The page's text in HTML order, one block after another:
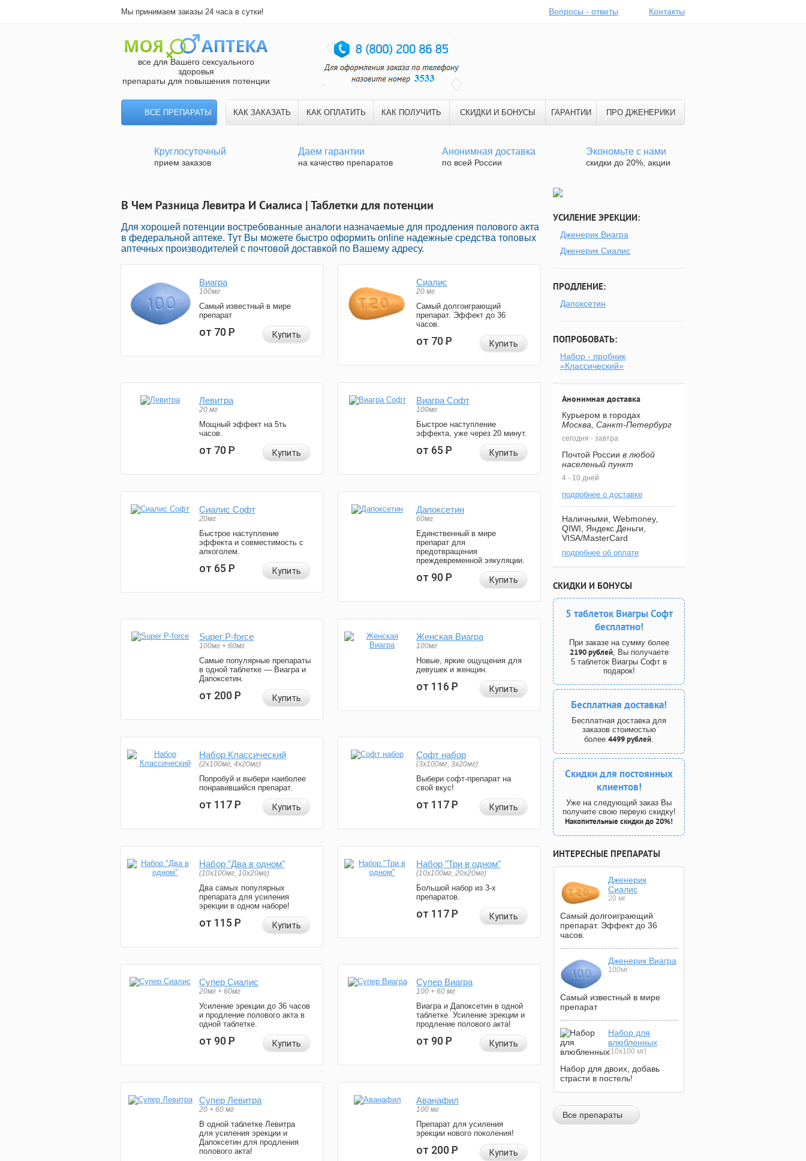
Мы принимаем заказы 24 часа в сутки! Вопросы - ответы Контакты
все для Вашего сексуального
здоровья
препараты для повышения потенции
ВСЕ ПРЕПАРАТЫ КАК ЗАКАЗАТЬ КАК ОПЛАТИТЬ КАК ПОЛУЧИТЬ СКИДКИ И БОНУСЫ ГАРАНТИИ ПРО ДЖЕНЕРИКИ
Круглосуточный
прием заказов
Даем гарантии
на качество препаратов
Анонимная доставка
по всей России
Экономьте с нами
скидки до 20%, акции
В Чем Разница Левитра И Сиалиса | Таблетки для потенции
Для хорошей потенции востребованные аналоги назначаемые для продления полового акта
в федеральной аптеке. Тут Вы можете быстро оформить online надежные средства топовых
аптечных производителей с почтовой доставкой по Вашему адресу.
Виагра
100мг
Самый известный в мире
препарат
от 70Р Купить
Сиалис
20 мг
Самый долгоиграющий
препарат. Эффект до 36
часов.
от 70Р Купить
Левитра
20 мг
Мощный эффект на 5ть
часов.
от 70Р Купить
Виагра Софт
100мг
Быстрое наступление
эффекта, уже через 20 минут.
от 65Р Купить
Сиалис Софт
20мг
Быстрое наступление
эффекта и совместимость с
алкоголем.
от 65Р Купить
Дапоксетин
60мг
Единственный в мире
препарат для
предотвращения
преждевременной эякуляции.
от 90Р Купить
Super P-force
100мг + 60мг
Самые популярные препараты
в одной таблетке — Виагра и
Дапоксетин.
от 200Р Купить
Женская Виагра
100мг
Новые, яркие ощущения для
девушек и женщин.
от 116Р Купить
Набор Классический
(2x100мг, 4x20мг)
Попробуй и выбери наиболее
понравившийся препарат.
от 117Р Купить
Софт набор
(3x100мг, 3x20мг)
Выбери софт-препарат на
свой вкус!
от 117Р Купить
Набор "Два в одном"
(10x100мг, 10x20мг)
Два самых популярных
препарата для усиления
эрекции в одном наборе!
от 115Р Купить
Набор "Три в одном"
(10x100мг, 20x20мг)
Большой набор из 3-х
препаратов.
от 117Р Купить
Супер Сиалис
20мг + 60мг
Усиление эрекции до 36 часов
и продление полового акта в
одной таблетке.
от 90Р Купить
Супер Виагра
100 + 60 мг
Виагра и Дапоксетин в одной
таблетке. Усиление эрекции и
продление полового акта!
от 90Р Купить
Супер Левитра
20 + 60 мг
В одной таблетке Левитра
для усиления эрекции и
Дапоксетин для продления
полового акта!
Аванафил
100 мг
Препарат для усиления
эрекции нового поколения!
от 200Р Купить
УСИЛЕНИЕ ЭРЕКЦИИ:
Дженерик Виагра
Дженерик Сиалис
ПРОДЛЕНИЕ:
Дапоксетин
ПОПРОБОВАТЬ:
Набор - пробник
«Классический»
Анонимная доставка
Курьером в городах
Москва, Санкт-Петербург
сегодня - завтра
Почтой России в любой
населеный пункт
4 - 10 дней
подробнее о доставке
Наличными, Webmoney,
QIWI, Яндекс.Деньги,
VISA/MasterCard
подробнее об оплате
СКИДКИ И БОНУСЫ
5 таблеток Виагры Софт
бесплатно!
При заказе на сумму более
2190 рублей, Вы получаете
5 таблеток Виагры Софт в
подарок!
Бесплатная доставка!
Бесплатная доставка для
заказов стоимостью
более 4499 рублей.
Скидки для постоянных
клиентов!
Уже на следующий заказ Вы
получите свою первую скидку!
Накопительные скидки до 20%!
ИНТЕРЕСНЫЕ ПРЕПАРАТЫ
Дженерик
Сиалис
20 мг
Самый долгоиграющий
препарат. Эффект до 36
часов.
Дженерик Виагра
100мг
Самый известный в мире
препарат
Набор для
влюбленных
(10х100 мг)
Набор для двоих, добавь
страсти в постель!
Все препараты